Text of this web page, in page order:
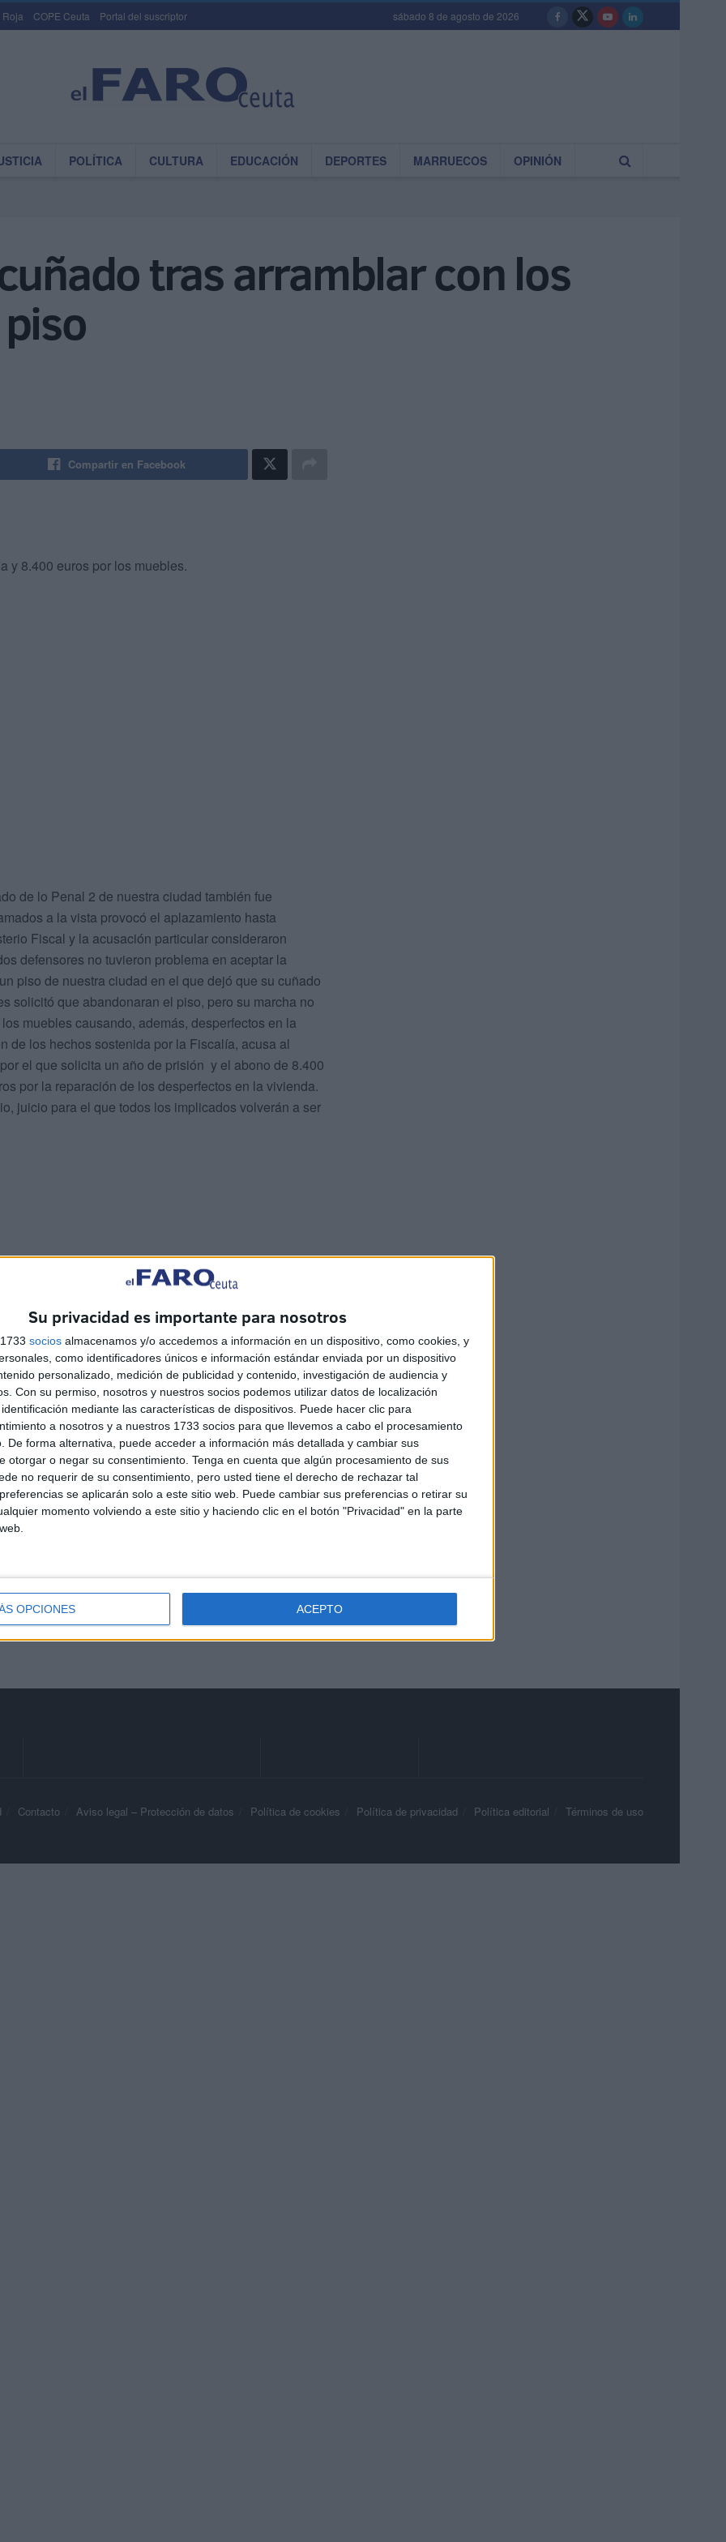
Su privacidad es importante para nosotros
socios almacenamos y/o accedemos a información en un dispositivo, como cookies, y
como identificadores únicos e información estándar enviada por un dispositivo
personalizado, medición de publicidad y contenido, investigación de audiencia y
Con su permiso, nosotros y nuestros socios podemos utilizar datos de localización
mediante las características de dispositivos. Puede hacer clic para
a nosotros y a nuestros 1733 socios para que llevemos a cabo el procesamiento
De forma alternativa, puede acceder a información más detallada y cambiar sus
otorgar o negar su consentimiento. Tenga en cuenta que algún procesamiento de sus
no requerir de su consentimiento, pero usted tiene el derecho de rechazar tal
se aplicarán solo a este sitio web. Puede cambiar sus preferencias o retirar su
momento volviendo a este sitio y haciendo clic en el botón "Privacidad" en la parte
OPCIONES ACEPTO
Roja COPE Ceuta Portal del suscriptor sábado 8 de agosto de 2026
POLÍTICA CULTURA EDUCACIÓN DEPORTES MARRUECOS OPINIÓN
tras arramblar con los
Compartir en Facebook
y 8.400 euros por los muebles.
de lo Penal 2 de nuestra ciudad también fue
a la vista provocó el aplazamiento hasta
Fiscal y la acusación particular consideraron
defensores no tuvieron problema en aceptar la
piso de nuestra ciudad en el que dejó que su cuñado
solicitó que abandonaran el piso, pero su marcha no
muebles causando, además, desperfectos en la
de los hechos sostenida por la Fiscalía, acusa al
el que solicita un año de prisión y el abono de 8.400
por la reparación de los desperfectos en la vivienda.
juicio para el que todos los implicados volverán a ser
EEUU respalda la soberanía
española de Ceuta y Melilla
HACE 40 MINUTOS
Usuarios de playas de Ceuta
piden más vigilancia y
limpieza tras la crisis
migratoria
HACE 2 HORAS
HACE 2 HORAS
Contacto Aviso legal – Protección de datos Política de cookies Política de privacidad Política editorial Términos de uso